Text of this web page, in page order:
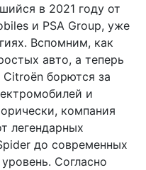
в 2021 году от
и PSA Group, уже
Вспомним, как
авто, а теперь
борются за
и
компания
легендарных
до современных
Согласно